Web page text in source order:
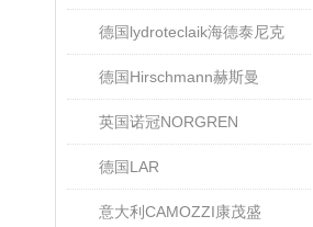
德国lydroteclaik海德泰尼克
德国Hirschmann赫斯曼
英国诺冠NORGREN
德国LAR
意大利CAMOZZI康茂盛